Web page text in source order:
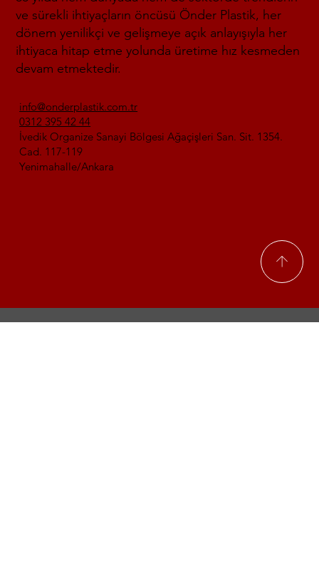
ve sürekli ihtiyaçların öncüsü Önder Plastik, her
dönem yenilikçi ve gelişmeye açık anlayışıyla her
ihtiyaca hitap etme yolunda üretime hız kesmeden
devam etmektedir.
info@onderplastik.com.tr
0312 395 42 44
İvedik Organize Sanayi Bölgesi Ağaçişleri San. Sit. 1354.
Cad. 117-119
Yenimahalle/Ankara